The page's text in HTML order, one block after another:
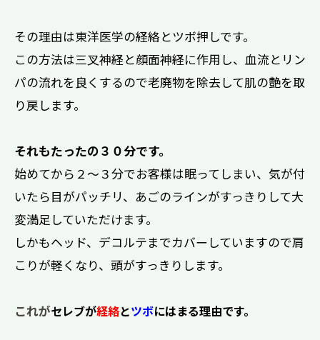
その理由は東洋医学の経絡とツボ押しです。
この方法は三叉神経と顔面神経に作用し、血流とリン
パの流れを良くするので老廃物を除去して肌の艶を取
り戻します。
それもたったの３０分です。
始めてから２～３分でお客様は眠ってしまい、気が付
いたら目がパッチリ、あごのラインがすっきりして大
変満足していただけます。
しかもヘッド、デコルテまでカバーしていますので肩
こりが軽くなり、頭がすっきりします。
これがセレブが経絡とツボにはまる理由です。